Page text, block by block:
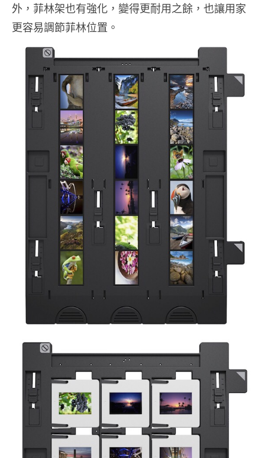
外，菲林架也有強化，變得更耐用之餘，也讓用家
更容易調節菲林位置。